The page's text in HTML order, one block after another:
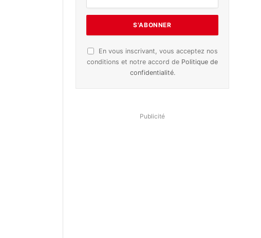
En vous inscrivant, vous acceptez nos
conditions et notre accord de Politique de
confidentialité.
Publicité